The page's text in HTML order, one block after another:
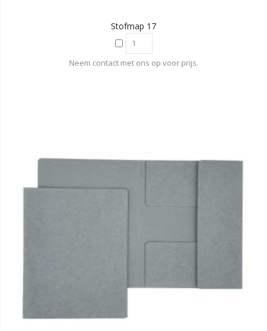
Stofmap 17
Neem contact met ons op voor prijs.